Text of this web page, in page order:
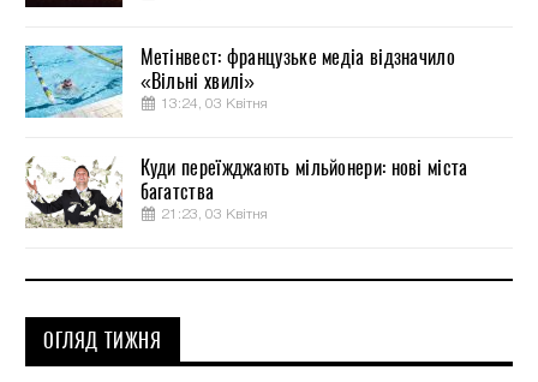
Метінвест: французьке медіа відзначило
«Вільні хвилі»
13:24, 03 Квітня
Куди переїжджають мільйонери: нові міста
багатства
21:23, 03 Квітня
ОГЛЯД ТИЖНЯ